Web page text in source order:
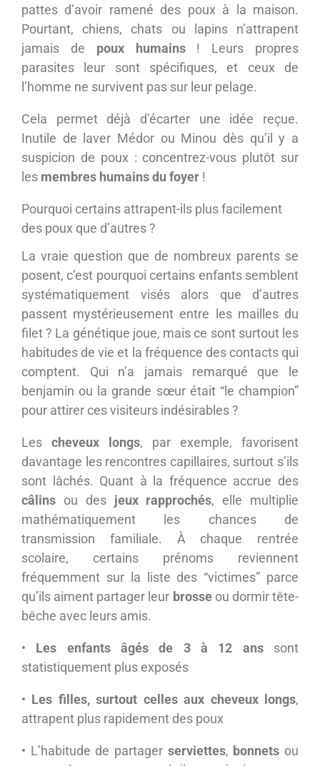
pattes d’avoir ramené des poux à la maison.
Pourtant, chiens, chats ou lapins n’attrapent
jamais de poux humains! Leurs propres
parasites leur sont spécifiques, et ceux de
l’homme ne survivent pas sur leur pelage.
Cela permet déjà d’écarter une idée reçue.
Inutile de laver Médor ou Minou dès qu’il y a
suspicion de poux : concentrez-vous plutôt sur
les membres humains du foyer !
Pourquoi certains attrapent-ils plus facilement
des poux que d’autres ?
La vraie question que de nombreux parents se
posent, c’est pourquoi certains enfants semblent
systématiquement visés alors que d’autres
passent mystérieusement entre les mailles du
filet ? La génétique joue, mais ce sont surtout les
habitudes de vie et la fréquence des contacts qui
comptent. Qui n’a jamais remarqué que le
benjamin ou la grande sœur était “le champion”
pour attirer ces visiteurs indésirables ?
Les cheveux longs, par exemple, favorisent
davantage les rencontres capillaires, surtout s’ils
sont lâchés. Quant à la fréquence accrue des
câlins ou des jeux rapprochés, elle multiplie
mathématiquement les chances de
transmission familiale. À chaque rentrée
scolaire, certains prénoms reviennent
fréquemment sur la liste des “victimes” parce
qu’ils aiment partager leur brosseou dormir tête-
bêche avec leurs amis.
• Les enfants âgés de 3 à 12 anssont
statistiquement plus exposés
• Les filles, surtout celles aux cheveux longs,
attrapent plus rapidement des poux
• L’habitude de partager serviettes, bonnets ou